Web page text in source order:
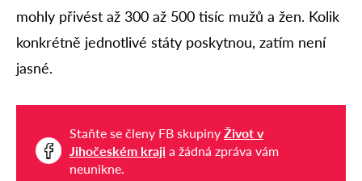
mohly přivést až 300 až 500 tisíc mužů a žen. Kolik
konkrétně jednotlivé státy poskytnou, zatím není
jasné.
Staňte se členy FB skupiny Život v
Jihočeském kraji a žádná zpráva vám
neunikne.